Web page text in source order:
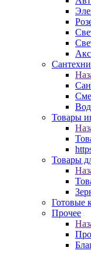
Товары
Товары
Готовые
Прочее